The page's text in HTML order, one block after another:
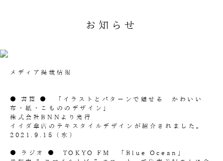
お知らせ
メディア掲載情報
● 書籍 ● 「イラストとパターンで魅せる かわいい
布・紙・こもののデザイン」
株式会社BNNより発行
イイダ傘店のテキスタイルデザインが紹介されました。
2021.9.15（水）
● ラジオ ● TOKYO FM 「Blue Ocean」